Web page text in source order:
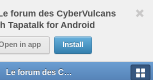
forum des CyberVulcans
Tapatalk for Android
in app Install
Le forum des CyberVulcans